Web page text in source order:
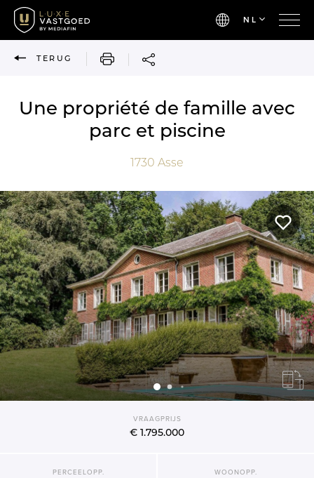
NL
TERUG AFDRUKKEN
Une propriété de famille avec
parc et piscine
1730 Asse
VRAAGPRIJS
€ 1.795.000
PERCEELOPP. WOONOPP.